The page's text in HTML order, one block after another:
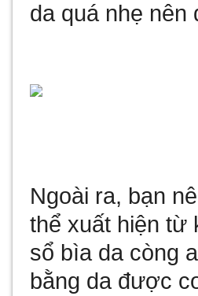
da quá nhẹ
Ngoài ra, bạn
thể xuất hiện từ
sổ bìa da còng
bằng da được